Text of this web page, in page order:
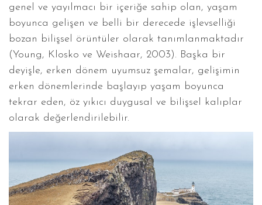
genel ve yayılmacı bir içeriğe sahip olan, yaşam
boyunca gelişen ve belli bir derecede işlevselliği
bozan bilişsel örüntüler olarak tanımlanmaktadır
(Young, Klosko ve Weishaar, 2003). Başka bir
deyişle, erken dönem uyumsuz şemalar, gelişimin
erken dönemlerinde başlayıp yaşam boyunca
tekrar eden, öz yıkıcı duygusal ve bilişsel kalıplar
olarak değerlendirilebilir.